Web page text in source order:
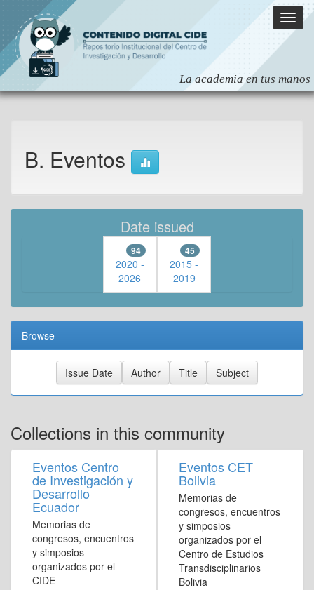
navigation
B. Eventos
Date issued
94
2020 -
2026
45
2015 -
2019
Browse
Collections in this community
Eventos Centro
de Investigación y
Desarrollo
Ecuador
Memorias de
congresos, encuentros
y simposios
organizados por el
CIDE
Eventos CET
Bolivia
Memorias de
congresos, encuentros
y simposios
organizados por el
Centro de Estudios
Transdisciplinarios
Bolivia